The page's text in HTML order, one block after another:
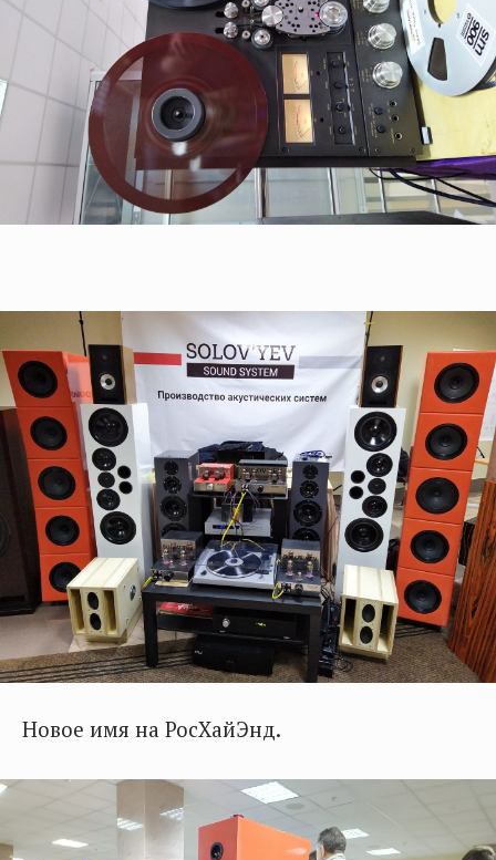
Новое имя на РосХайЭнд.